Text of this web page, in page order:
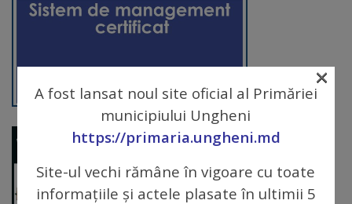
arhitecturale
marcante
Sportivi
performanță
A fost lansat noul site oficial al Primăriei
municipiului Ungheni
https://primaria.ungheni.md
Site-ul vechi rămâne în vigoare cu toate
informațiile și actele plasate în ultimii 5
×